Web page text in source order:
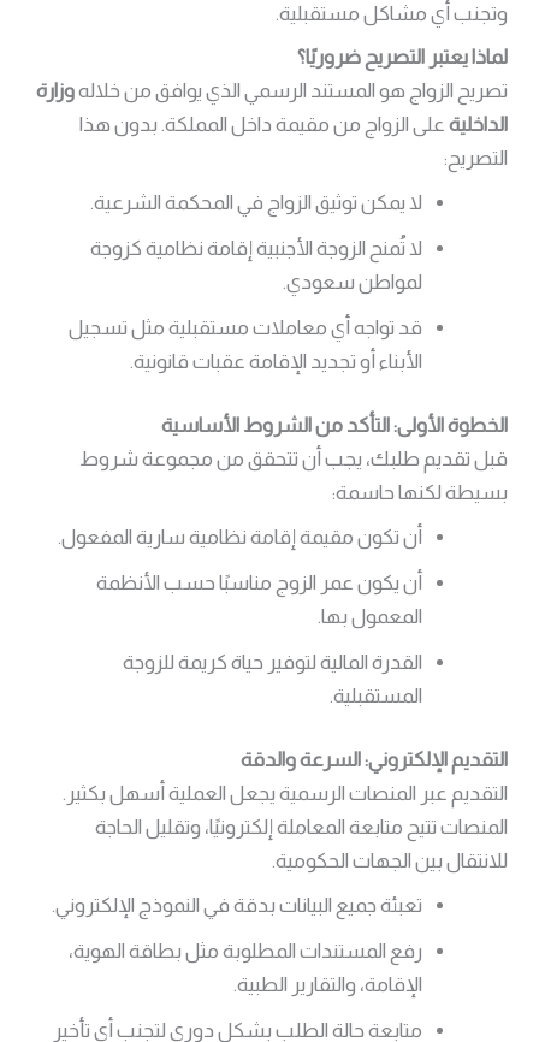
وتجنب أي مشاكل مستقبلية.
لماذا يعتبر التصريح ضروريًا؟
تصريح الزواج هو المستند الرسمي الذي يوافق من خلالهوزارة
الداخلية على الزواج من مقيمة داخل المملكة. بدون هذا
التصريح:
لا يمكن توثيق الزواج في المحكمة الشرعية.
لا تُمنح الزوجة الأجنبية إقامة نظامية كزوجة
لمواطن سعودي.
قد تواجه أي معاملات مستقبلية مثل تسجيل
الأبناء أو تجديد الإقامة عقبات قانونية.
الخطوة الأولى: التأكد من الشروط الأساسية
قبل تقديم طلبك، يجب أن تتحقق من مجموعة شروط
بسيطة لكنها حاسمة:
أن تكون مقيمة إقامة نظامية سارية المفعول.
أن يكون عمر الزوج مناسبًا حسب الأنظمة
المعمول بها.
القدرة المالية لتوفير حياة كريمة للزوجة
المستقبلية.
التقديم الإلكتروني: السرعة والدقة
التقديم عبر المنصات الرسمية يجعل العملية أسهل بكثير.
المنصات تتيح متابعة المعاملة إلكترونيًا، وتقليل الحاجة
للانتقال بين الجهات الحكومية.
تعبئة جميع البيانات بدقة في النموذج الإلكتروني.
رفع المستندات المطلوبة مثل بطاقة الهوية،
الإقامة، والتقارير الطبية.
متابعة حالة الطلب بشكل دوري لتجنب أي تأخير